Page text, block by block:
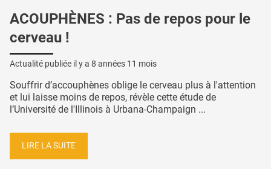
ACOUPHÈNES : Pas de repos pour le
cerveau !
Actualité publiée il y a 8 années 11 mois
Souffrir d’accouphènes oblige le cerveau plus à l'attention
et lui laisse moins de repos, révèle cette étude de
l’Université de l'Illinois à Urbana-Champaign ...
LIRE LA SUITE